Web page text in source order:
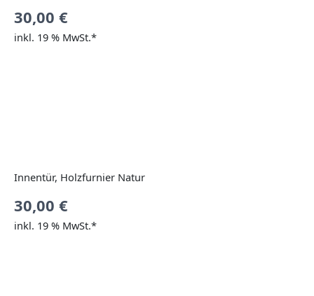
30,00 €
inkl. 19 % MwSt.*
Innentür, Holzfurnier Natur
30,00 €
inkl. 19 % MwSt.*